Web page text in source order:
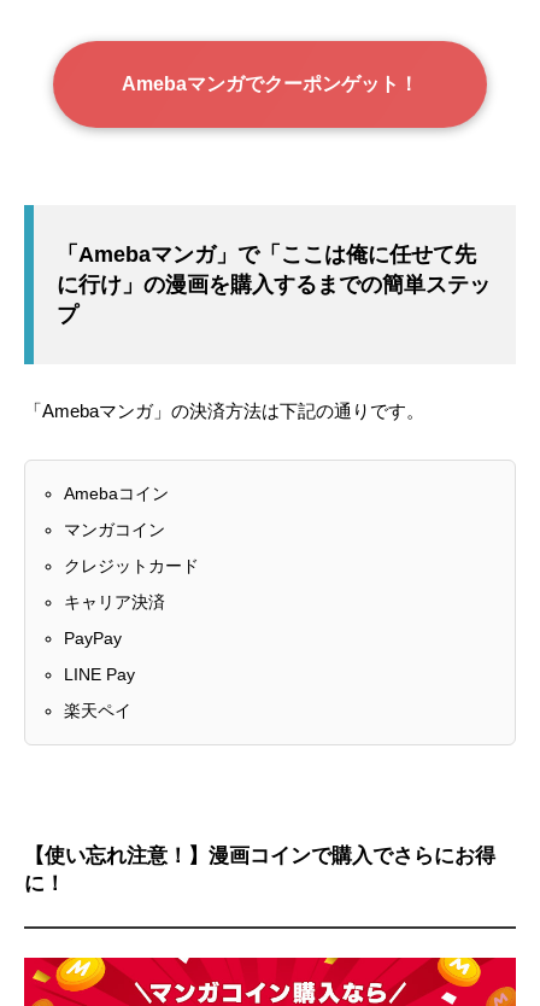
Amebaマンガでクーポンゲット！
「Amebaマンガ」で「ここは俺に任せて先
に行け」の漫画を購入するまでの簡単ステッ
プ
「Amebaマンガ」の決済方法は下記の通りです。
Amebaコイン
マンガコイン
クレジットカード
キャリア決済
PayPay
LINE Pay
楽天ペイ
【使い忘れ注意！】漫画コインで購入でさらにお得
に！